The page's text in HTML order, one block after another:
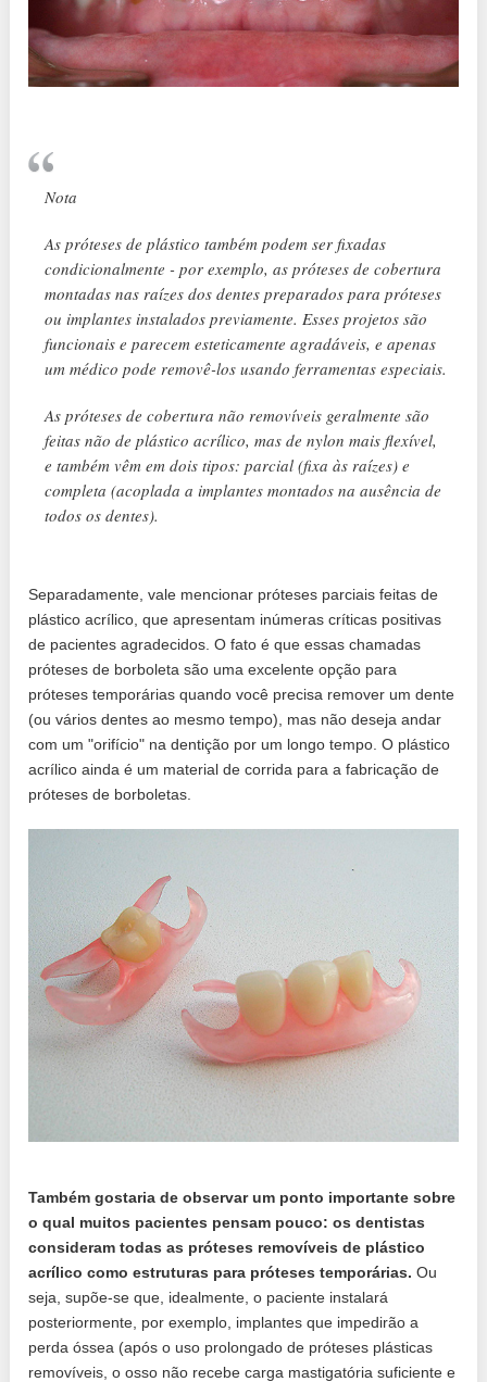
Nota
As próteses de plástico também podem ser fixadas
condicionalmente - por exemplo, as próteses de cobertura
montadas nas raízes dos dentes preparados para próteses
ou implantes instalados previamente. Esses projetos são
funcionais e parecem esteticamente agradáveis, e apenas
um médico pode removê-los usando ferramentas especiais.
As próteses de cobertura não removíveis geralmente são
feitas não de plástico acrílico, mas de nylon mais flexível,
e também vêm em dois tipos: parcial (fixa às raízes) e
completa (acoplada a implantes montados na ausência de
todos os dentes).
Separadamente, vale mencionar próteses parciais feitas de
plástico acrílico, que apresentam inúmeras críticas positivas
de pacientes agradecidos. O fato é que essas chamadas
próteses de borboleta são uma excelente opção para
próteses temporárias quando você precisa remover um dente
(ou vários dentes ao mesmo tempo), mas não deseja andar
com um "orifício" na dentição por um longo tempo. O plástico
acrílico ainda é um material de corrida para a fabricação de
próteses de borboletas.
Também gostaria de observar um ponto importante sobre
o qual muitos pacientes pensam pouco: os dentistas
consideram todas as próteses removíveis de plástico
acrílico como estruturas para próteses temporárias. Ou
seja, supõe-se que, idealmente, o paciente instalará
posteriormente, por exemplo, implantes que impedirão a
perda óssea (após o uso prolongado de próteses plásticas
removíveis, o osso não recebe carga mastigatória suficiente e